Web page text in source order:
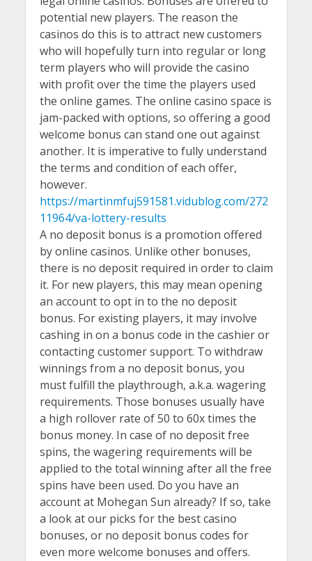
potential new players. The reason the
casinos do this is to attract new customers
who will hopefully turn into regular or long
term players who will provide the casino
with profit over the time the players used
the online games. The online casino space is
jam-packed with options, so offering a good
welcome bonus can stand one out against
another. It is imperative to fully understand
the terms and condition of each offer,
however.
https://martinmfuj591581.vidublog.com/272
11964/va-lottery-results
A no deposit bonus is a promotion offered
by online casinos. Unlike other bonuses,
there is no deposit required in order to claim
it. For new players, this may mean opening
an account to opt in to the no deposit
bonus. For existing players, it may involve
cashing in on a bonus code in the cashier or
contacting customer support. To withdraw
winnings from a no deposit bonus, you
must fulfill the playthrough, a.k.a. wagering
requirements. Those bonuses usually have
a high rollover rate of 50 to 60x times the
bonus money. In case of no deposit free
spins, the wagering requirements will be
applied to the total winning after all the free
spins have been used. Do you have an
account at Mohegan Sun already? If so, take
a look at our picks for the best casino
bonuses, or no deposit bonus codes for
even more welcome bonuses and offers.